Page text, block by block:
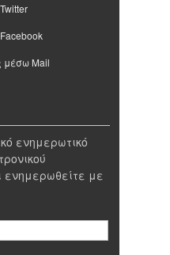
μέσω Mail
ενημερωτικό
ενημερωθείτε με